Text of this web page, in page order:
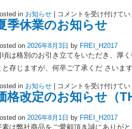
in お知らせ | FREIHEIT
試
打
会
報
更
新
し
ま
た。
は
コメントを受け付けてい
季休業のお知らせ
on 2026年8月3日 by FREI_H2017
頃は格別のお引き立てをいただき、厚
と存じますが、何卒ご了承くだ さいま
in お知らせ
夏
季
休
業
お
知
コメントを受け付けてい
格改定のお知らせ（
on 2026年8月1日 by FREI_H2017
素は弊社商品をご愛顧頂き誠にありが